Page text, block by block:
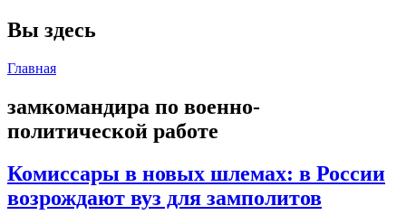
Вы здесь
Главная
замкомандира по военно-
политической работе
Комиссары в новых шлемах: в России
возрождают вуз для замполитов